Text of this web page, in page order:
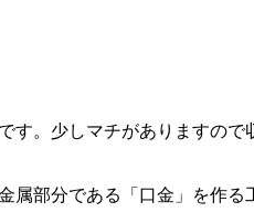
す。少しマチがありますので
属部分である「口金」を作